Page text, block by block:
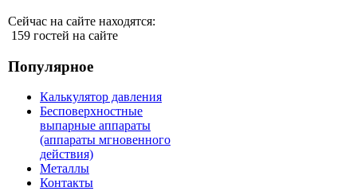
Сейчас на сайте находятся:
159 гостей на сайте
Популярное
Калькулятор давления
Бесповерхностные
выпарные аппараты
(аппараты мгновенного
действия)
Металлы
Контакты